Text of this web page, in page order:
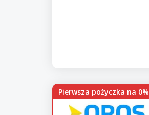
Pierwsza pożyczka na 0%